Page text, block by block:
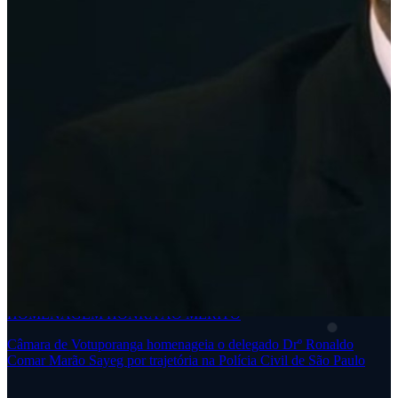
HOMENAGEM HONRA AO MÉRITO
Câmara de Votuporanga homenageia o delegado Drº Ronaldo
Comar Marão Sayeg por trajetória na Polícia Civil de São Paulo